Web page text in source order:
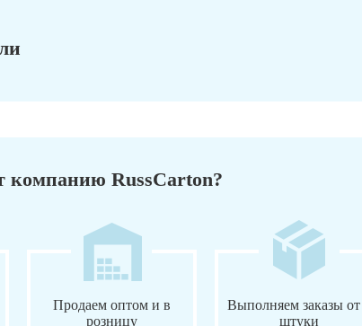
компанию RussCarton?
Продаем оптом и в
розницу
Выполняем заказы от
штуки